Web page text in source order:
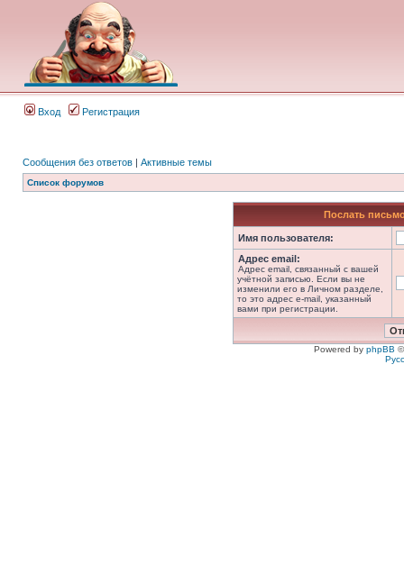
Вход Регистрация
Сообщения без ответов | Активные темы
Список форумов
Послать
Имя пользователя:
Адрес email:
Адрес email, связанный с вашей
учётной записью. Если вы не
изменили его в Личном разделе,
то это адрес e-mail, указанный
вами при регистрации.
Powered by phpBB